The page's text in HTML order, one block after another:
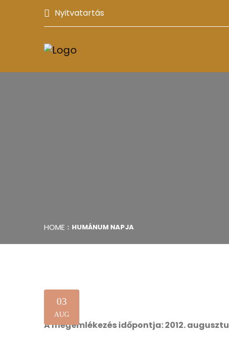
Nyitvatartás
HOME HUMÁNUM NAPJA
03
AUG
A megemlékezés időpontja: 2012.